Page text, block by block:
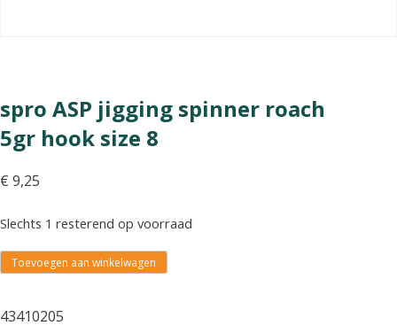
spro ASP jigging spinner roach
5gr hook size 8
€ 9,25
Slechts 1 resterend op voorraad
Toevoegen aan winkelwagen
43410205